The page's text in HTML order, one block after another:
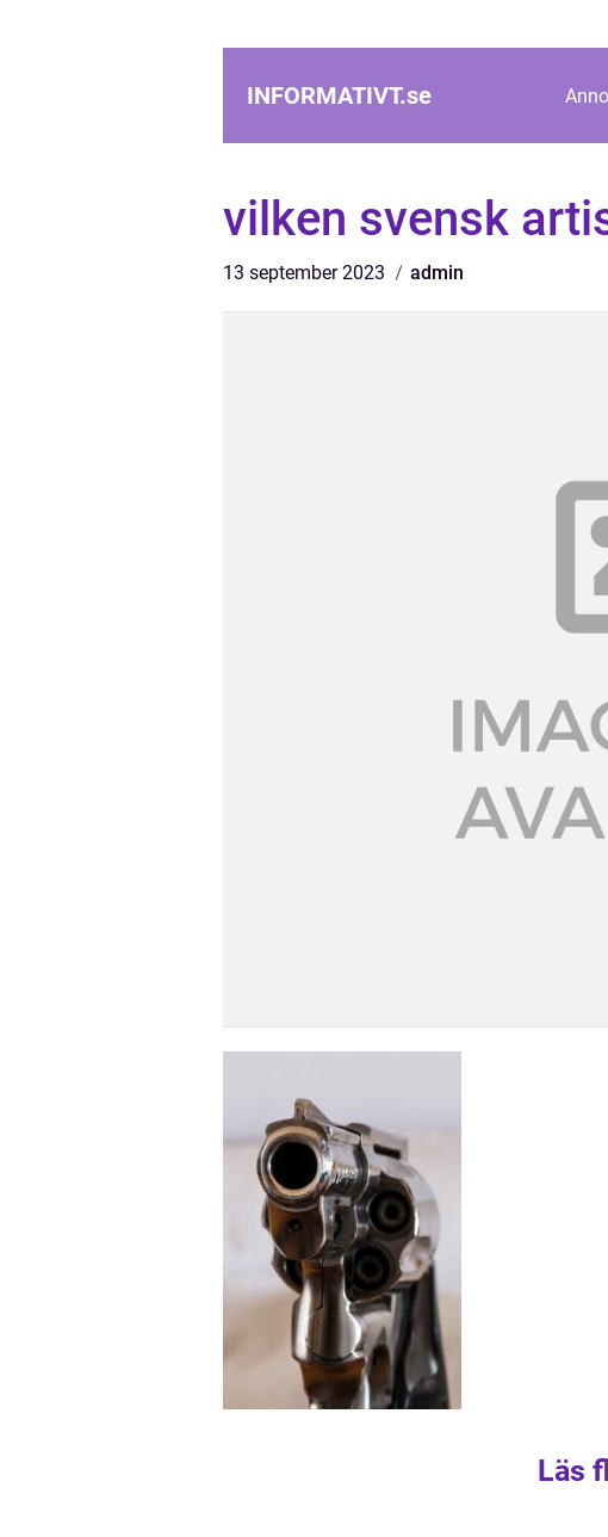
INFORMATIVT.se
vilken svensk
13 september 2023 admin
Läs